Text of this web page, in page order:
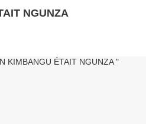
NGUNZA